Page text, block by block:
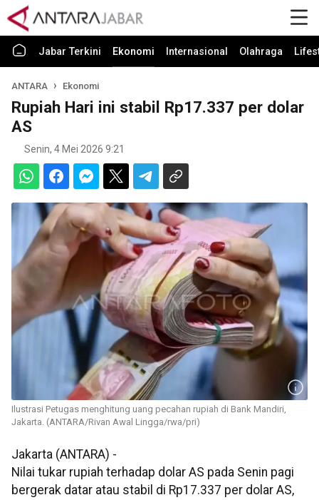
Jabar Terkini Ekonomi Internasional Olahraga
ANTARA Ekonomi
Rupiah Hari ini stabil Rp17.337 per dolar
AS
Senin, 4 Mei 2026 9:21
Ilustrasi Petugas menghitung uang pecahan rupiah di Bank Mandiri,
Jakarta. (ANTARA/Rivan Awal Lingga/rwa/pri)
Jakarta (ANTARA) -
Nilai tukar rupiah terhadap dolar AS pada Senin pagi
bergerak datar atau stabil di Rp17.337 per dolar AS,